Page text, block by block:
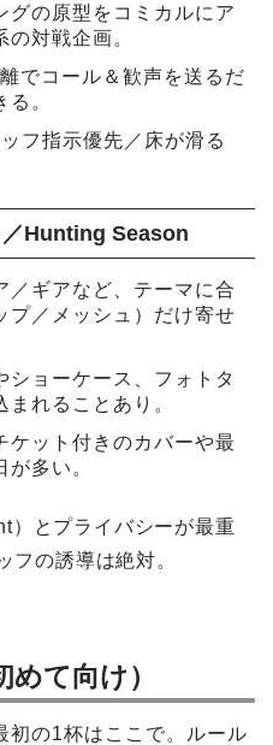
グの原型をコミカルにア
対戦企画。
でコール＆歓声を送るだ
。
フ指示優先／床が滑る
／Hunting Season
／ギアなど、テーマに合
プ／メッシュ）だけ寄せ
ショーケース、フォトタ
れることあり。
ケット付きのカバーや最
多い。
）とプライバシーが最重
フの誘導は絶対。
て向け）
初の1杯はここで。ルール